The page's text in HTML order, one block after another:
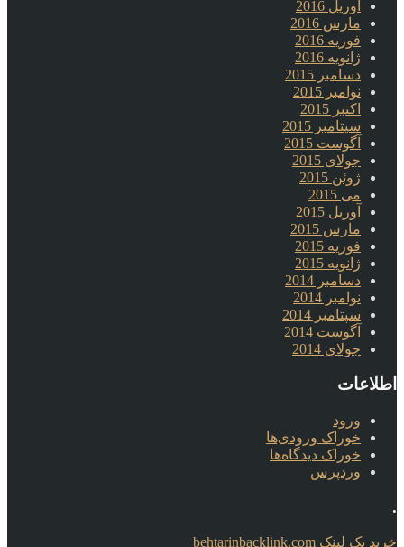
آوریل 2016
مارس 2016
فوریه 2016
ژانویه 2016
دسامبر 2015
نوامبر 2015
اکتبر 2015
سپتامبر 2015
آگوست 2015
جولای 2015
ژوئن 2015
می 2015
آوریل 2015
مارس 2015
فوریه 2015
ژانویه 2015
دسامبر 2014
نوامبر 2014
سپتامبر 2014
آگوست 2014
جولای 2014
اطلاعات
ورود
خوراک ورودی‌ها
خوراک دیدگاه‌ها
وردپرس
.
خرید بک لینک behtarinbacklink.com